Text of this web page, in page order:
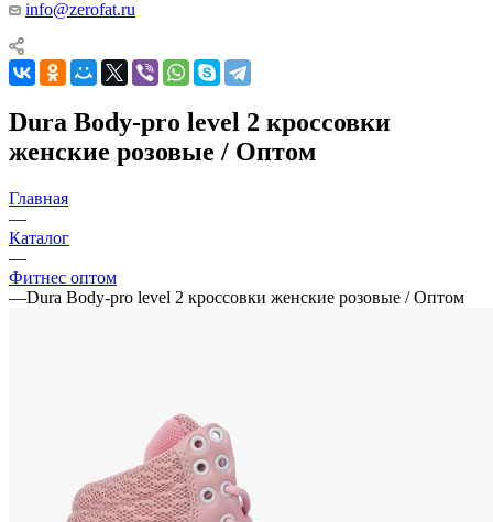
info@zerofat.ru
Dura Body-pro level 2 кроссовки
женские розовые / Оптом
Главная
—
Каталог
—
Фитнес оптом
—Dura Body-pro level 2 кроссовки женские розовые / Оптом